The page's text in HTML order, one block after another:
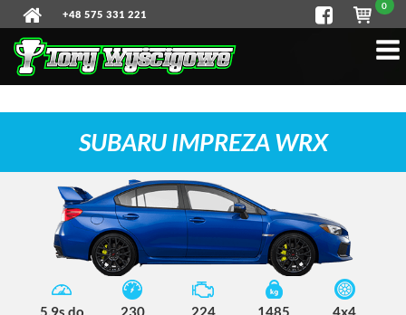
+48 575 331 221
0
SUBARU IMPREZA WRX